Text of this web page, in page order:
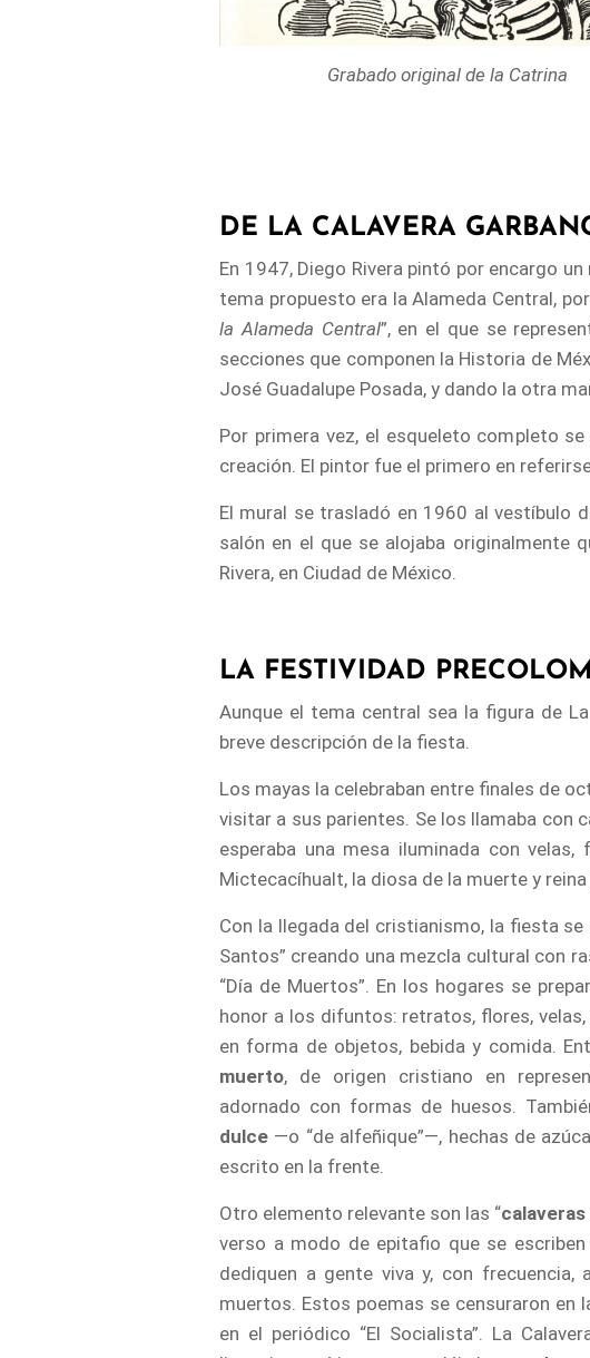
Grabado original de la Catrina
DE LA CALAVERA
En 1947, Diego Rivera pintó por encargo
tema propuesto era la Alameda Central,
la Alameda Central”, en el que se
secciones que componen la Historia de
José Guadalupe Posada, y dando la otra
Por primera vez, el esqueleto completo
creación. El pintor fue el primero en
El mural se trasladó en 1960 al vestíbulo
salón en el que se alojaba originalmente
Rivera, en Ciudad de México.
LA FESTIVIDAD
Aunque el tema central sea la figura de
breve descripción de la fiesta.
Los mayas la celebraban entre finales de
visitar a sus parientes. Se los llamaba con
esperaba una mesa iluminada con
Mictecacíhualt, la diosa de la muerte y
Con la llegada del cristianismo, la fiesta
Santos” creando una mezcla cultural con
“Día de Muertos”. En los hogares se
honor a los difuntos: retratos, flores,
en forma de objetos, bebida y comida.
muerto, de origen cristiano en
adornado con formas de huesos.
dulce ―o “de alfeñique”―, hechas de
escrito en la frente.
Otro elemento relevante son las “
verso a modo de epitafio que se
dediquen a gente viva y, con
muertos. Estos poemas se censuraron en
en el periódico “El Socialista”. La